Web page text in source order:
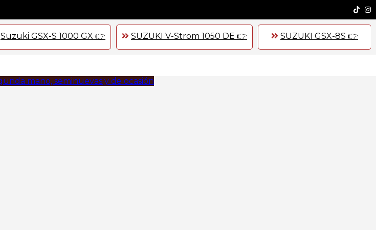
Suzuki GSX-S 1000 GX 👉 SUZUKI V-Strom 1050 DE 👉 SUZUKI GSX-8S 👉